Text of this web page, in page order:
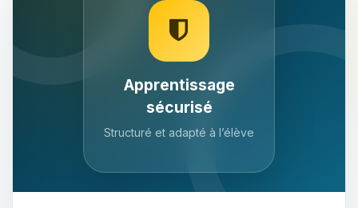
Apprentissage
sécurisé
Structuré et adapté à l’élève